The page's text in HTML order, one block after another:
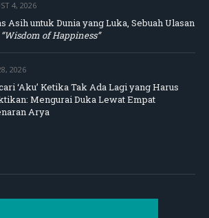
4, 2026
Asih untuk Dunia yang Luka, Sebuah Ulasan
“Wisdom of Happiness”
2026
‘Aku’ Ketika Tak Ada Lagi yang Harus
Mengurai Duka Lewat Empat
Arya